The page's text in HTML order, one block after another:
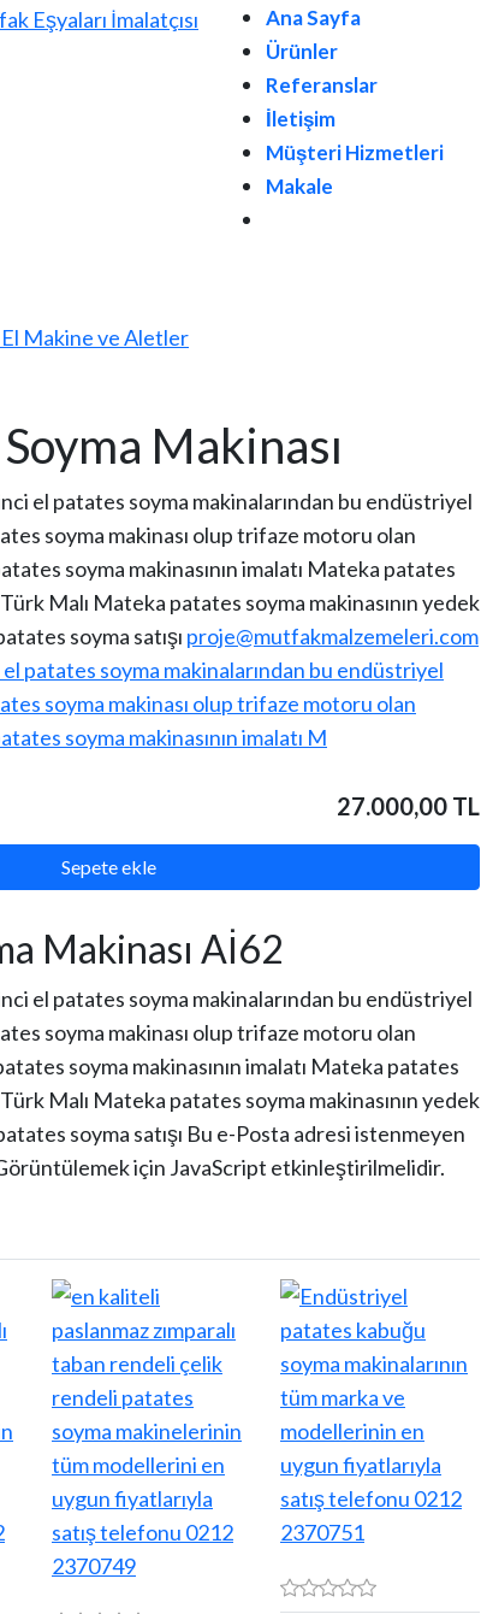
Ana Sayfa
Ürünler
Referanslar
İletişim
Müşteri Hizmetleri
Makale
El Makine ve Aletler
Makinası
el patates soyma makinalarından bu endüstriyel
soyma makinası olup trifaze motoru olan
soyma makinasının imalatı Mateka patates
Malı Mateka patates soyma makinasının yedek
soyma satışı proje@mutfakmalzemeleri.com
27.000,00 TL
Sepete ekle
Makinası Aİ62
el patates soyma makinalarından bu endüstriyel
soyma makinası olup trifaze motoru olan
soyma makinasının imalatı Mateka patates
Malı Mateka patates soyma makinasının yedek
soyma satışı Bu e-Posta adresi istenmeyen
için JavaScript etkinleştirilmelidir.